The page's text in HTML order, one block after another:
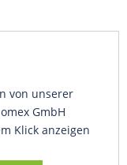
von unserer
GmbH
Klick anzeigen